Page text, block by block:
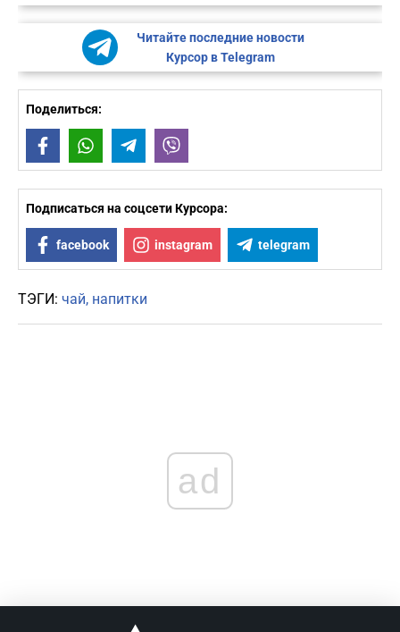
Читайте последние новости
Курсор в Telegram
Поделиться:
FacebookWhatsAppTelegram
Подписаться на соцсети Курсора:
facebook instagram telegram
ТЭГИ: чай напитки
ad